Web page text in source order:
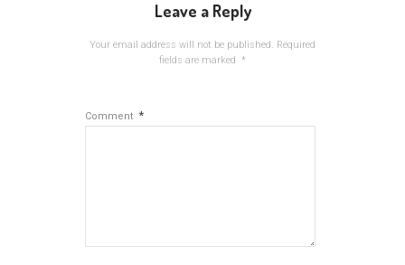
Leave a Reply
Your email address will not be published. Required
fields are marked *
Comment *